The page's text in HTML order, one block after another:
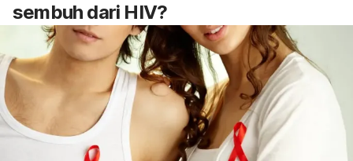
sembuh dari HIV?